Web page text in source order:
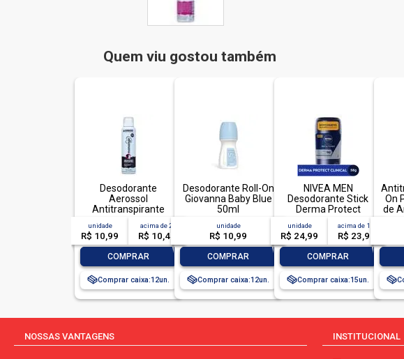
Quem viu gostou também
Desodorante
Aerossol
Antitranspirante
Monange Feminino
Invisível 150ml
unidade
R$ 10,99
acima de2
R$ 10,49
COMPRAR
Comprar caixa:12
Desodorante Roll-On
Giovanna Baby Blue
50ml
unidade
R$ 10,99
COMPRAR
Comprar caixa:12
NIVEA MEN
Desodorante Stick
Derma Protect
Clinical 58g
unidade
R$ 24,99
acima de 15
R$ 23,99
COMPRAR
Comprar caixa:15
On
de
NOSSAS VANTAGENS INSTITUCIONAL